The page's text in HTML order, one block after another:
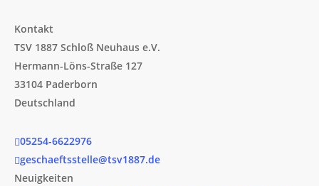
Kontakt
TSV 1887 Schloß Neuhaus e.V.
Hermann-Löns-Straße 127
33104 Paderborn
Deutschland
05254-6622976
geschaeftsstelle@tsv1887.de
Neuigkeiten